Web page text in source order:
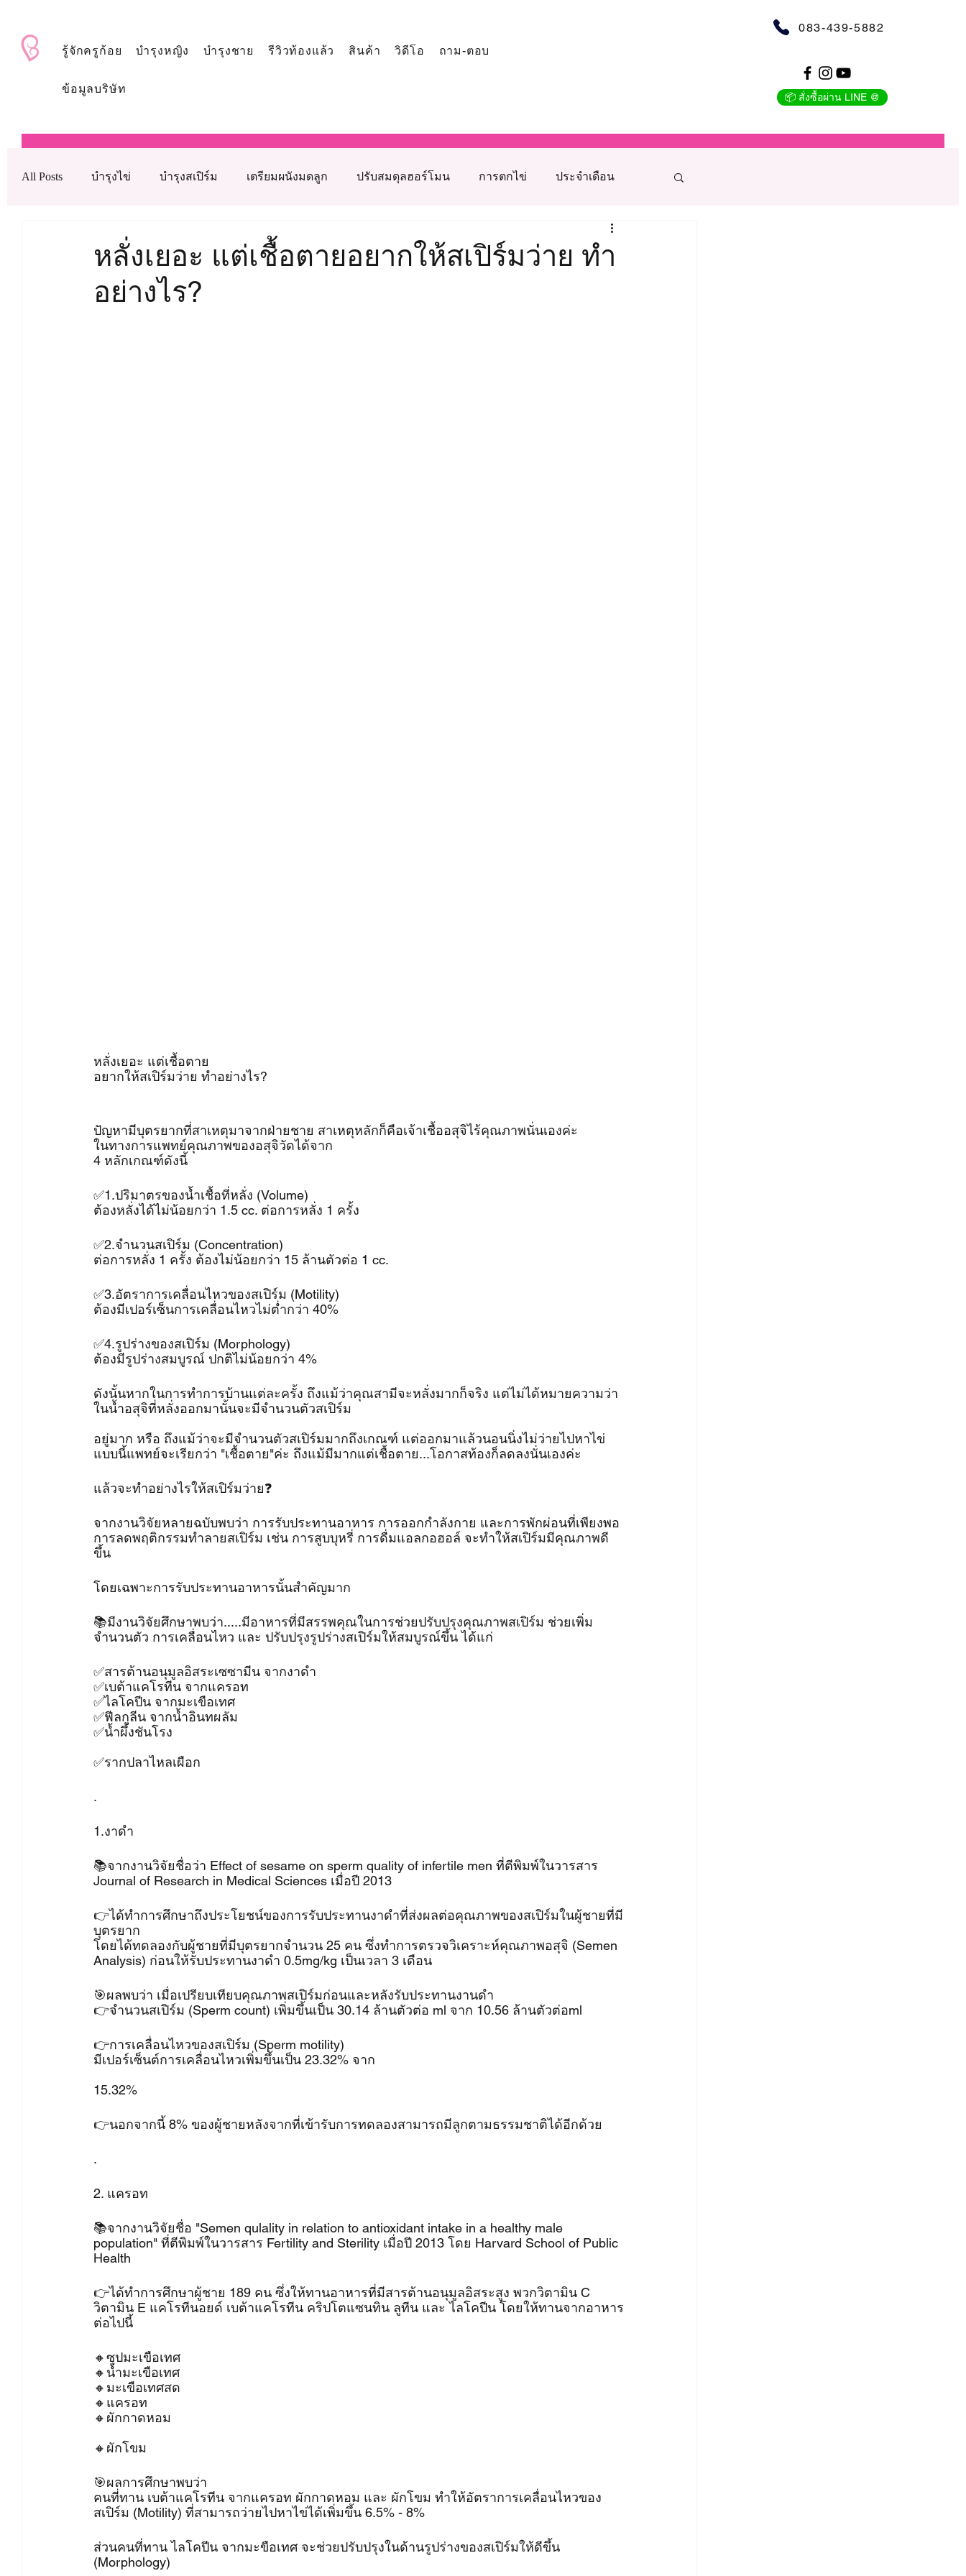
รู้จักครูก้อย บำรุงหญิง บำรุงชาย รีวิวท้องแล้ว สินค้า วิดีโอ ถาม-ตอบ
ข้อมูลบริษัท
083-439-5882
📦 สั่งซื้อผ่าน LINE @
All Posts บำรุงไข่ บำรุงสเปิร์ม เตรียมผนังมดลูก ปรับสมดุลฮอร์โมน การตกไข่ ประจำเดือน
ดูแลหลังใส่ตัวอ่อน
เทคโนโลยีช่วยเจริญพันธุ์ทางการแพทย์
หลั่งเยอะ แต่เชื้อตายอยากให้สเปิร์มว่าย ทำ
อย่างไร?
หลั่งเยอะ แต่เชื้อตาย
อยากให้สเปิร์มว่าย ทำอย่างไร?
ปัญหามีบุตรยากที่สาเหตุมาจากฝ่ายชาย สาเหตุหลักก็คือเจ้าเชื้ออสุจิไร้คุณภาพนั่นเองค่ะ
ในทางการแพทย์คุณภาพของอสุจิวัดได้จาก
4 หลักเกณฑ์ดังนี้
✅1.ปริมาตรของน้ำเชื้อที่หลั่ง (Volume)
ต้องหลั่งได้ไม่น้อยกว่า 1.5 cc. ต่อการหลั่ง 1 ครั้ง
✅2.จำนวนสเปิร์ม (Concentration)
ต่อการหลั่ง 1 ครั้ง ต้องไม่น้อยกว่า 15 ล้านตัวต่อ 1 cc.
✅3.อัตราการเคลื่อนไหวของสเปิร์ม (Motility)
ต้องมีเปอร์เซ็นการเคลื่อนไหวไม่ต่ำกว่า 40%
✅4.รูปร่างของสเปิร์ม (Morphology)
ต้องมีรูปร่างสมบูรณ์ ปกติไม่น้อยกว่า 4%
ดังนั้นหากในการทำการบ้านแต่ละครั้ง ถึงแม้ว่าคุณสามีจะหลั่งมากก็จริง แต่ไม่ได้หมายความว่า
ในน้ำอสุจิที่หลั่งออกมานั้นจะมีจำนวนตัวสเปิร์ม
อยู่มาก หรือ ถึงแม้ว่าจะมีจำนวนตัวสเปิร์มมากถึงเกณฑ์ แต่ออกมาแล้วนอนนิ่งไม่ว่ายไปหาไข่
แบบนี้แพทย์จะเรียกว่า "เชื้อตาย"ค่ะ ถึงแม้มีมากแต่เชื้อตาย...โอกาสท้องก็ลดลงนั่นเองค่ะ
แล้วจะทำอย่างไรให้สเปิร์มว่าย❓
จากงานวิจัยหลายฉบับพบว่า การรับประทานอาหาร การออกกำลังกาย และการพักผ่อนที่เพียงพอ
การลดพฤติกรรมทำลายสเปิร์ม เช่น การสูบบุหรี่ การดื่มแอลกอฮอล์ จะทำให้สเปิร์มมีคุณภาพดี
ขึ้น
โดยเฉพาะการรับประทานอาหารนั้นสำคัญมาก
📚มีงานวิจัยศึกษาพบว่า.....มีอาหารที่มีสรรพคุณในการช่วยปรับปรุงคุณภาพสเปิร์ม ช่วยเพิ่ม
จำนวนตัว การเคลื่อนไหว และ ปรับปรุงรูปร่างสเปิร์มให้สมบูรณ์ขึ้น ได้แก่
✅สารต้านอนุมูลอิสระเซซามีน จากงาดำ
✅เบต้าแคโรทีน จากแครอท
✅ไลโคปีน จากมะเขือเทศ
✅ฟีลกูลีน จากน้ำอินทผลัม
✅น้ำผึ้งชันโรง
✅รากปลาไหลเผือก
.
1.งาดำ
📚จากงานวิจัยชื่อว่า Effect of sesame on sperm quality of infertile men ที่ตีพิมพ์ในวารสาร
Journal of Research in Medical Sciences เมื่อปี 2013
👉ได้ทำการศึกษาถึงประโยชน์ของการรับประทานงาดำที่ส่งผลต่อคุณภาพของสเปิร์มในผู้ชายที่มี
บุตรยาก
โดยได้ทดลองกับผู้ชายที่มีบุตรยากจำนวน 25 คน ซึ่งทำการตรวจวิเคราะห์คุณภาพอสุจิ (Semen
Analysis) ก่อนให้รับประทานงาดำ 0.5mg/kg เป็นเวลา 3 เดือน
🎯ผลพบว่า เมื่อเปรียบเทียบคุณภาพสเปิร์มก่อนและหลังรับประทานงานดำ
👉จำนวนสเปิร์ม (Sperm count) เพิ่มขึ้นเป็น 30.14 ล้านตัวต่อ ml จาก 10.56 ล้านตัวต่อml
👉การเคลื่อนไหวของสเปิร์ม (Sperm motility)
มีเปอร์เซ็นต์การเคลื่อนไหวเพิ่มขึ้นเป็น 23.32% จาก
15.32%
👉นอกจากนี้ 8% ของผู้ชายหลังจากที่เข้ารับการทดลองสามารถมีลูกตามธรรมชาติได้อีกด้วย
.
2. แครอท
📚จากงานวิจัยชื่อ "Semen qulality in relation to antioxidant intake in a healthy male
population" ที่ตีพิมพ์ในวารสาร Fertility and Sterility เมื่อปี 2013 โดย Harvard School of Public
Health
👉ได้ทำการศึกษาผู้ชาย 189 คน ซึ่งให้ทานอาหารที่มีสารต้านอนุมูลอิสระสูง พวกวิตามิน C
วิตามิน E แคโรทีนอยด์ เบต้าแคโรทีน คริปโตแซนทิน ลูทีน และ ไลโคปีน โดยให้ทานจากอาหาร
ต่อไปนี้
🔸️ซุปมะเขือเทศ
🔸️น้ำมะเขือเทศ
🔸️มะเขือเทศสด
🔸️แครอท
🔸️ผักกาดหอม
🔸️ผักโขม
🎯ผลการศึกษาพบว่า
คนที่ทาน เบต้าแคโรทีน จากแครอท ผักกาดหอม และ ผักโขม ทำให้อัตราการเคลื่อนไหวของ
สเปิร์ม (Motility) ที่สามารถว่ายไปหาไข่ได้เพิ่มขึ้น 6.5% - 8%
ส่วนคนที่ทาน ไลโคปีน จากมะขือเทศ จะช่วยปรับปรุงในด้านรูปร่างของสเปิร์มให้ดีขึ้น
(Morphology)